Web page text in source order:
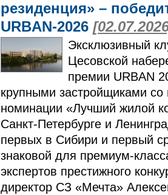
резиденция» –
URBAN-2026
Эксклюзивный
Цесовской
премии URBAN
крупными застройщиками
номинации «Лучший жилой
Санкт-Петербурге и
первых в Сибири и первый
знаковой для премиум-
экспертов престижного
директор СЗ «Мечта»